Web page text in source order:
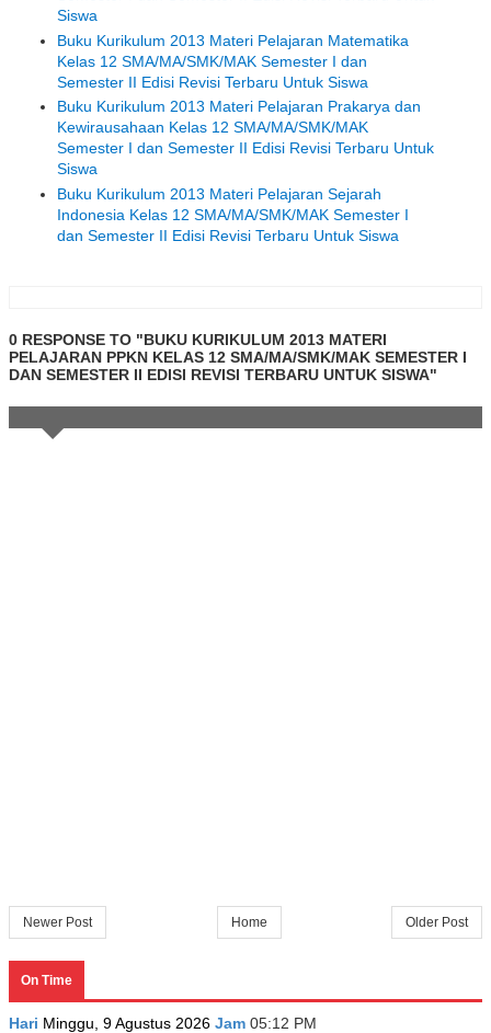
Siswa
Buku Kurikulum 2013 Materi Pelajaran Matematika
Kelas 12 SMA/MA/SMK/MAK Semester I dan
Semester II Edisi Revisi Terbaru Untuk Siswa
Buku Kurikulum 2013 Materi Pelajaran Prakarya dan
Kewirausahaan Kelas 12 SMA/MA/SMK/MAK
Semester I dan Semester II Edisi Revisi Terbaru Untuk
Siswa
Buku Kurikulum 2013 Materi Pelajaran Sejarah
Indonesia Kelas 12 SMA/MA/SMK/MAK Semester I
dan Semester II Edisi Revisi Terbaru Untuk Siswa
0 RESPONSE TO "BUKU KURIKULUM 2013 MATERI
PELAJARAN PPKN KELAS 12 SMA/MA/SMK/MAK SEMESTER I
DAN SEMESTER II EDISI REVISI TERBARU UNTUK SISWA"
Newer Post Older Post
Home
On Time
Hari Minggu, 9 Agustus 2026 Jam 05:12 PM